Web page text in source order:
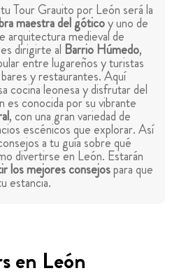
Tour Grauito por León será la
maestra del góticoy uno de
arquitectura medieval de
dirigirte al Barrio Húmedo,
entre lugareños y turistas
y restaurantes. Aquí
cocina leonesa y disfrutar del
es conocida por su vibrante
, con una gran variedad de
escénicos que explorar. Así
a tu guía sobre qué
divertirse en León. Estarán
los mejores consejospara que
estancia.
en León